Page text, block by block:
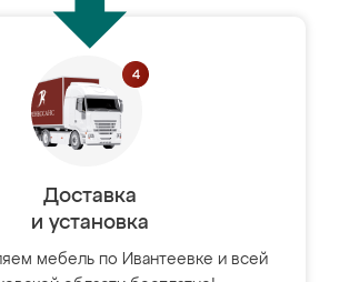
Доставка
и установка
мебель по Ивантеевке и всей